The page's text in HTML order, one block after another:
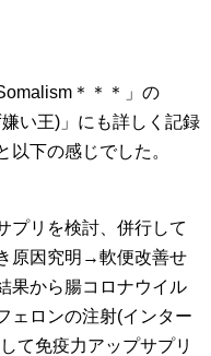
＊＊＊」の
い王)」にも詳しく記録
以下の感じでした。
プリを検討、併行して
原因究明→軟便改善せ
果から腸コロナウイル
ェロンの注射(インター
て免疫力アップサプリ